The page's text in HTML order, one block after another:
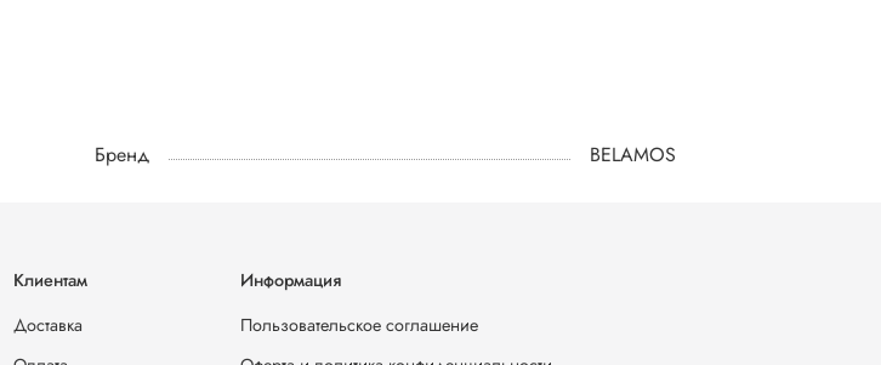
Бренд BELAMOS
Клиентам
Доставка
Информация
Пользовательское соглашение